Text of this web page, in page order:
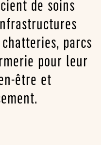
de soins
parcs
pour leur
être et